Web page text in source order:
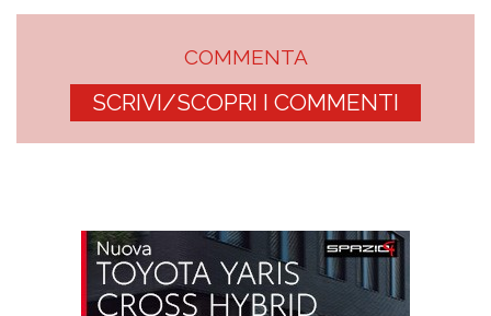
COMMENTA
SCRIVI/SCOPRI I COMMENTI